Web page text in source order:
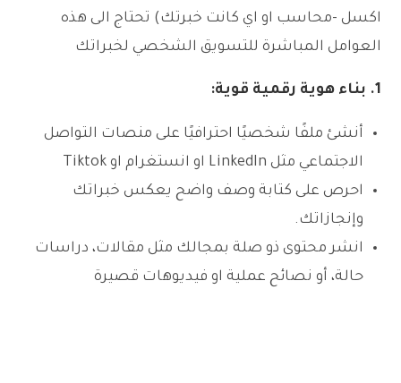
اكسل -محاسب او اي كانت خبرتك) تحتاج الى هذه
العوامل المباشرة للتسويق الشخصي لخبراتك
1. بناء هوية رقمية قوية:
أنشئ ملفًا شخصيًا احترافيًا على منصات التواصل
الاجتماعي مثل LinkedIn او انستغرام او Tiktok
احرص على كتابة وصف واضح يعكس خبراتك
وإنجازاتك.
انشر محتوى ذو صلة بمجالك مثل مقالات، دراسات
حالة، أو نصائح عملية او فيديوهات قصيرة